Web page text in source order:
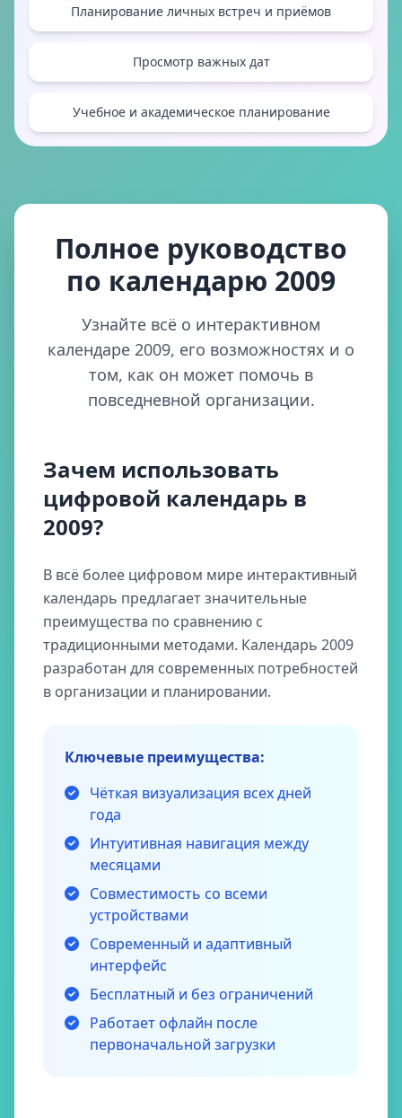
Планирование личных встреч и приёмов
Просмотр важных дат
Учебное и академическое планирование
Полное руководство
по календарю 2009
Узнайте всё о интерактивном
календаре 2009, его возможностях и о
том, как он может помочь в
повседневной организации.
Зачем использовать
цифровой календарь в
2009?
В всё более цифровом мире интерактивный
календарь предлагает значительные
преимущества по сравнению с
традиционными методами. Календарь 2009
разработан для современных потребностей
в организации и планировании.
Ключевые преимущества:
Чёткая визуализация всех дней
года
Интуитивная навигация между
месяцами
Совместимость со всеми
устройствами
Современный и адаптивный
интерфейс
Бесплатный и без ограничений
Работает офлайн после
первоначальной загрузки